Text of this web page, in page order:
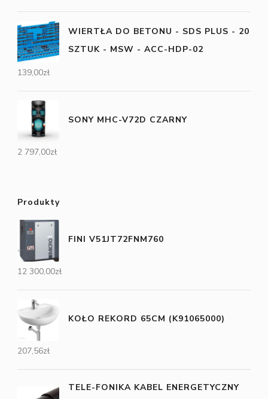
WIERTŁA DO BETONU - SDS PLUS - 20
SZTUK - MSW - ACC-HDP-02
139,00zł
SONY MHC-V72D CZARNY
2 797,00zł
Produkty
FINI V51JT72FNM760
12 300,00zł
KOŁO REKORD 65CM (K91065000)
207,56zł
TELE-FONIKA KABEL ENERGETYCZNY